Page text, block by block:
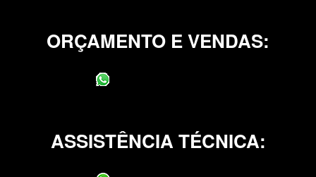
ORÇAMENTO E VENDAS:
ASSISTÊNCIA TÉCNICA: